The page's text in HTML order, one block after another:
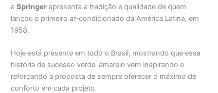
aSpringer apresenta a tradição e qualidade de quem
lançou o primeiro ar-condicionado da América Latina, em
1958.
Hoje está presente em todo o Brasil, mostrando que essa
história de sucesso verde-amarelo vem inspirando e
reforçando a proposta de sempre oferecer o máximo de
conforto em cada projeto.